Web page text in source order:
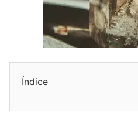
Índice